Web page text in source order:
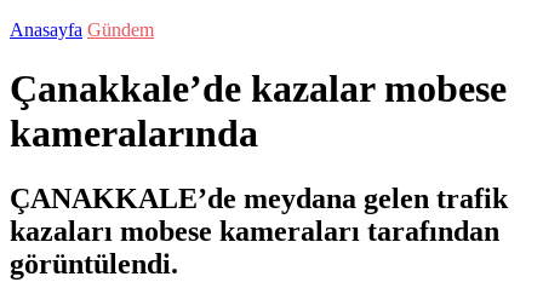
Anasayfa Gündem
Çanakkale’de kazalar mobese
kameralarında
ÇANAKKALE’de meydana gelen trafik
kazaları mobese kameraları tarafından
görüntülendi.